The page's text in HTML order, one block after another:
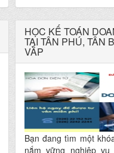
trình rõ ràng, thực tế,
sát quy định kế toán –
TẤT CẢ SẼ CÓ
TOÁN DOANH
Trung tâm Tin Học
để làm được việc”
để biết
HỌC KẾ TOÁN
TẠI TÂN PHÚ, TÂN
VẤP
Bạn đang tìm một
nắm vững nghiệp